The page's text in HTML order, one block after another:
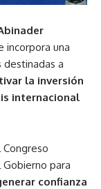
incorpora una
destinadas a
la inversión
internacional
para
confianza